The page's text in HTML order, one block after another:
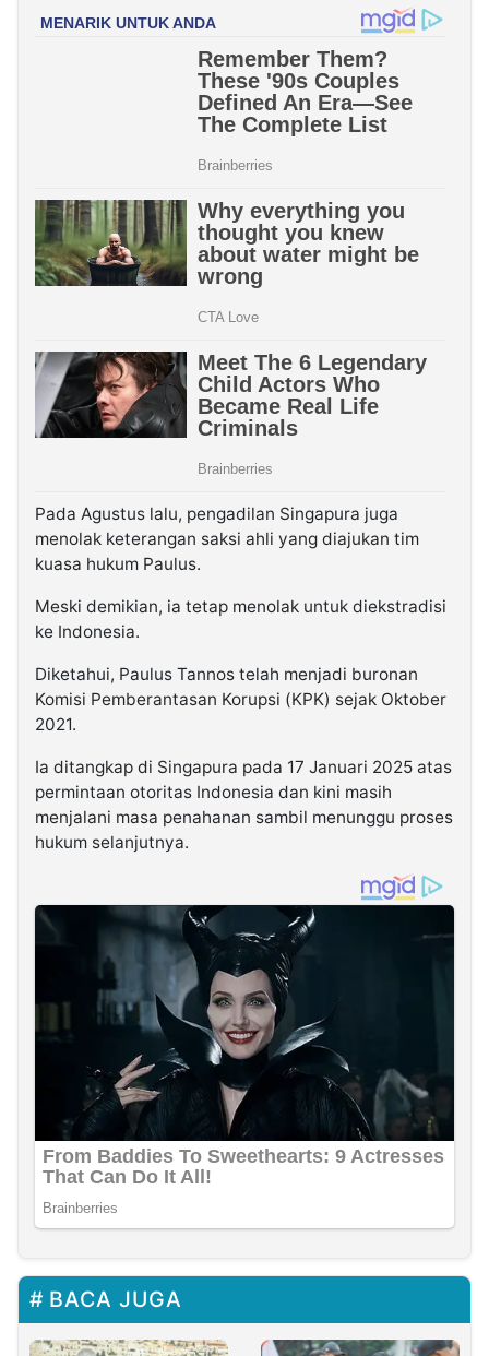
Pada Agustus lalu, pengadilan Singapura juga
menolak keterangan saksi ahli yang diajukan tim
kuasa hukum Paulus.
Meski demikian, ia tetap menolak untuk diekstradisi
ke Indonesia.
Diketahui, Paulus Tannos telah menjadi buronan
Komisi Pemberantasan Korupsi (KPK) sejak Oktober
2021.
Ia ditangkap di Singapura pada 17 Januari 2025 atas
permintaan otoritas Indonesia dan kini masih
menjalani masa penahanan sambil menunggu proses
hukum selanjutnya.
BACA JUGA